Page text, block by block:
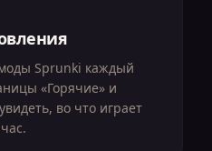
Sprunki каждый
«Горячие» и
во что играет